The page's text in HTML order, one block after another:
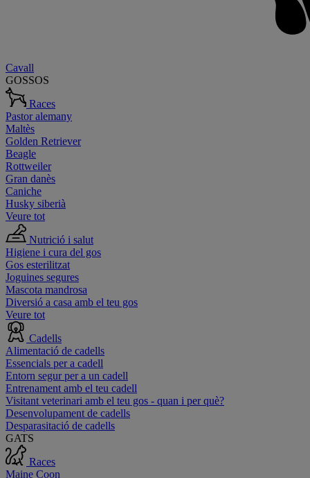
Cavall
GOSSOS
Races
Pastor alemany
Maltès
Golden Retriever
Beagle
Rottweiler
Gran danès
Caniche
Husky siberià
Veure tot
Nutrició i salut
Higiene i cura del gos
Gos esterilitzat
Joguines segures
Mascota mandrosa
Diversió a casa amb el teu gos
Veure tot
Cadells
Alimentació de cadells
Essencials per a cadell
Entorn segur per a un cadell
Entrenament amb el teu cadell
Visitant veterinari amb el teu gos - quan i per què?
Desenvolupament de cadells
Desparasitació de cadells
GATS
Races
Maine Coon